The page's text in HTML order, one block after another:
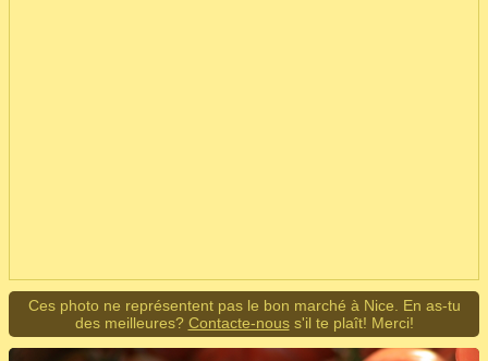
Ces photo ne représentent pas le bon marché à Nice. En as-tu
des meilleures? Contacte-nouss'il te plaît! Merci!